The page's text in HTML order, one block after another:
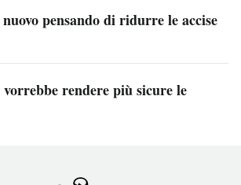
pensando di ridurre le accise
rendere più sicure le